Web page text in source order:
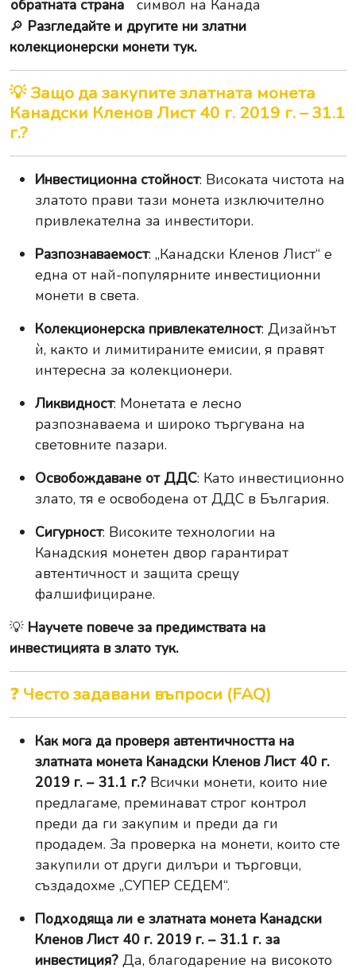
обратната страна
символ на Канада
🔎 Разгледайте и другите ни златни
колекционерски монети тук.
💡 Защо да закупите златната монета
Канадски Кленов Лист 40 г. 2019 г. – 31.1
г.?
Инвестиционна стойност: Високата чистота на
златото прави тази монета изключително
привлекателна за инвеститори.
Разпознаваемост: „Канадски Кленов Лист“ е
една от най-популярните инвестиционни
монети в света.
Колекционерска привлекателност: Дизайнът
ѝ, както и лимитираните емисии, я правят
интересна за колекционери.
Ликвидност: Монетата е лесно
разпознаваема и широко търгувана на
световните пазари.
Освобождаване от ДДС: Като инвестиционно
злато, тя е освободена от ДДС в България.
Сигурност: Високите технологии на
Канадския монетен двор гарантират
автентичност и защита срещу
фалшифициране.
💡 Научете повече за предимствата на
инвестицията в злато тук.
❓ Често задавани въпроси (FAQ)
Как мога да проверя автентичността на
златната монета Канадски Кленов Лист 40 г.
2019 г. – 31.1 г.? Всички монети, които ние
предлагаме, преминават строг контрол
преди да ги закупим и преди да ги
продадем. За проверка на монети, които сте
закупили от други дилъри и търговци,
създадохме „СУПЕР СЕДЕМ“.
Подходяща ли е златната монета Канадски
Кленов Лист 40 г. 2019 г. – 31.1 г. за
инвестиция? Да, благодарение на високото